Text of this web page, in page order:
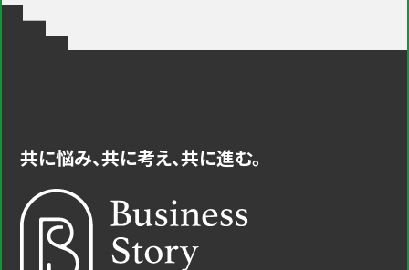
共に悩み、共に考え、共に進む。